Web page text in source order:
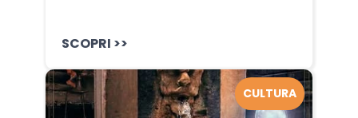
SCOPRI >>
CULTURA